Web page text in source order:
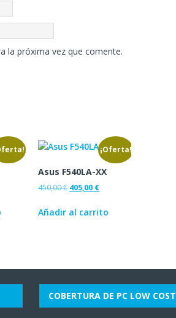
la próxima vez que comente.
¡Oferta!
Asus F540LA-XX
450,00€ 405,00 €
Añadir al carrito
COBERTURA DE PC LOW COST